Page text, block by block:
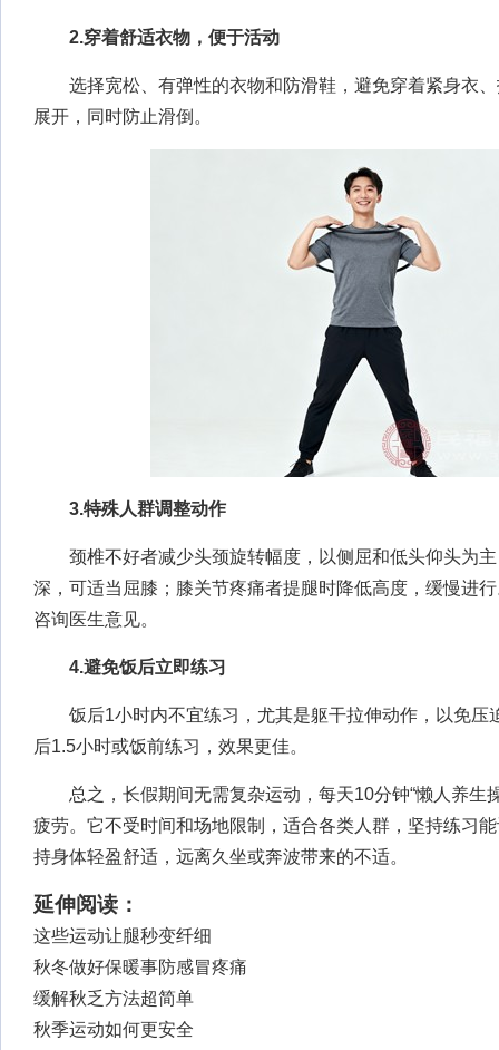
2.穿着舒适衣物，便于活动
选择宽松、有弹性的衣物和防滑鞋，避免穿着紧身衣、
展开，同时防止滑倒。
3.特殊人群调整动作
颈椎不好者减少头颈旋转幅度，以侧屈和低头仰头为主
深，可适当屈膝；膝关节疼痛者提腿时降低高度，缓慢进
咨询医生意见。
4.避免饭后立即练习
饭后1小时内不宜练习，尤其是躯干拉伸动作，以免压
后1.5小时或饭前练习，效果更佳。
总之，长假期间无需复杂运动，每天10分钟“懒人养生
疲劳。它不受时间和场地限制，适合各类人群，坚持练习
持身体轻盈舒适，远离久坐或奔波带来的不适。
延伸阅读：
这些运动让腿秒变纤细
秋冬做好保暖事防感冒疼痛
缓解秋乏方法超简单
秋季运动如何更安全